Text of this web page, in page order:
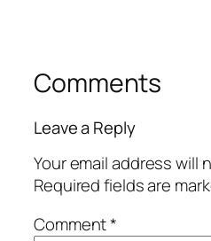
Comments
Leave a Reply
Your email address will
Required fields are
Comment*